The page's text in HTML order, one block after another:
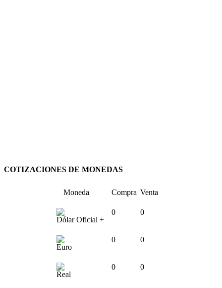
COTIZACIONES DE MONEDAS
Moneda Compra Venta
Dólar Oficial +
0 0
Euro
0 0
Real
0 0